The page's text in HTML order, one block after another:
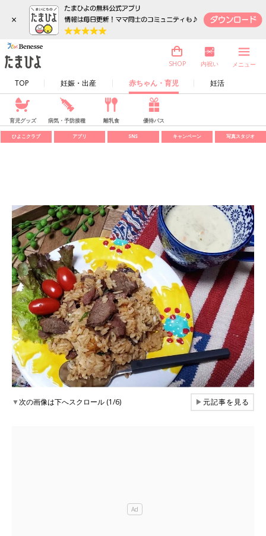
×
TOP 妊娠・出産 赤ちゃん・育児 妊活
SHOP 内祝い メニュー
育児グッズ 病気・予防接種 離乳食 優待パス
ひよこクラブ アプリ SNS キャンペーン 写真スタジオ
▼次の画像は下へスクロール (1/6) ▶元記事を見る